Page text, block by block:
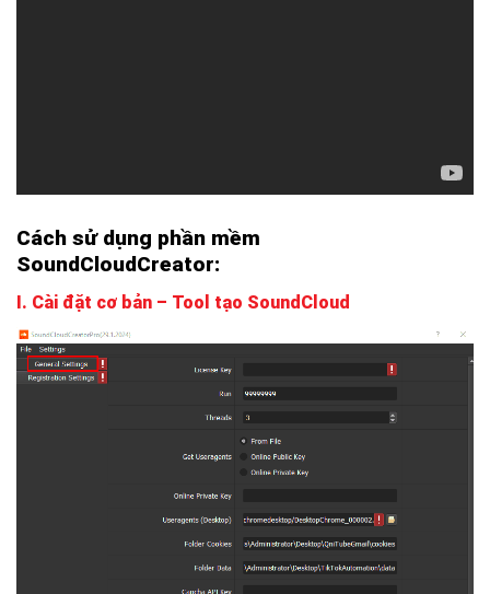
Cách sử dụng phần mềm
SoundCloudCreator:
I. Cài đặt cơ bản – Tool tạo SoundCloud